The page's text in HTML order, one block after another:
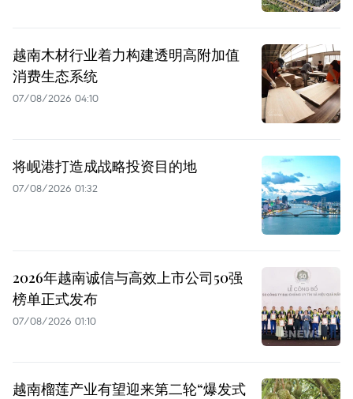
越南木材行业着力构建透明高附加值
消费生态系统
07/08/2026 04:10
将岘港打造成战略投资目的地
07/08/2026 01:32
2026年越南诚信与高效上市公司50强
榜单正式发布
07/08/2026 01:10
越南榴莲产业有望迎来第二轮“爆发式